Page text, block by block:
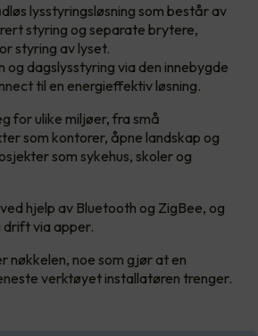
lysstyringsløsning som består av
styring og separate brytere,
styring av lyset.
og dagslysstyring via den innebygde
til en energieffektiv løsning.
for ulike miljøer, fra små
som kontorer, åpne landskap og
som sykehus, skoler og
hjelp av Bluetooth og ZigBee, og
drift via apper.
nøkkelen, noe som gjør at en
verktøyet installatøren trenger.